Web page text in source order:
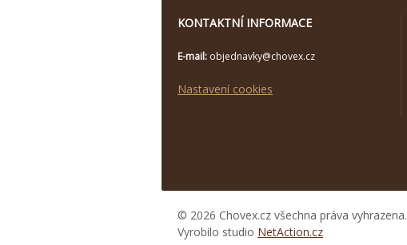
KONTAKTNÍ INFORMACE
E-mail: objednavky@chovex.cz
Nastavení cookies
© 2026 Chovex.cz všechna práva vyhrazena.
Vyrobilo studio NetAction.cz